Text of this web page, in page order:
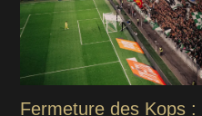
Fermeture des Kops :